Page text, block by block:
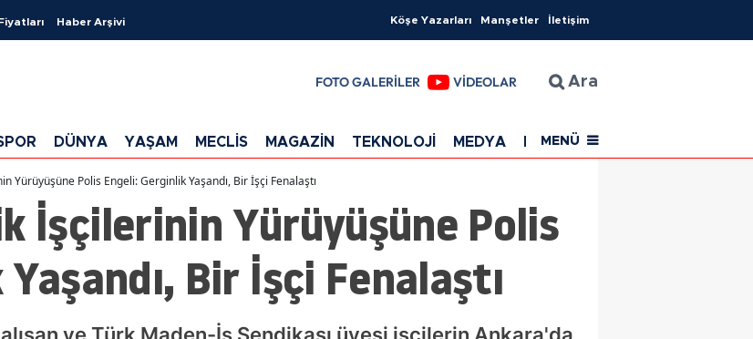
Haber Arşivi Köşe Yazarları Manşetler İletişim
FOTO GALERİLER VİDEOLAR Ara
DÜNYA YAŞAM MECLİS MAGAZİN TEKNOLOJİ MEDYA EĞİTİM SAĞLIK
MENÜ
Yürüyüşüne Polis Engeli: Gerginlik Yaşandı, Bir İşçi Fenalaştı
İşçilerinin Yürüyüşüne Polis
Bir İşçi Fenalaştı
ve Türk Maden-İş Sendikası üyesi işçilerin Ankara'da